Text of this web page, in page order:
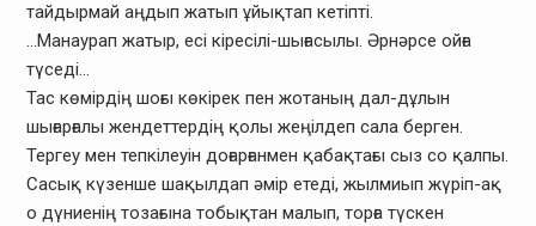
тайдырмай аңдып жатып ұйықтап кетіпті.
…Манаурап жатыр, есі кіресілі-шығасылы. Әрнәрсе ойға
түседі…
Тас көмірдің шоғы көкірек пен жотаның дал-дұлын
шығарғалы жендеттердің қолы жеңілдеп сала берген.
Тергеу мен тепкілеуін доғарғанмен қабақтағы сыз со қалпы.
Сасық күзенше шақылдап әмір етеді, жылмиып жүріп-ақ
о дүниенің тозағына тобықтан малып, торға түскен